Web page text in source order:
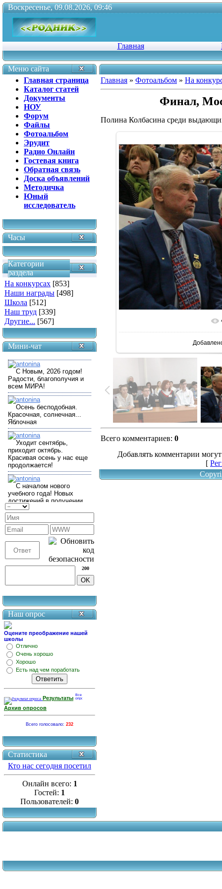
Воскресенье, 09.08.2026, 09:46
Главная
Меню сайта
Главная страница
Каталог статей
Документы
НОУ
Форум
Файлы
Фотоальбом
Эрудит
Радио Онлайн
Гостевая книга
Обратная связь
Доска объявлений
Методичка
Юный
исследователь
Часы
Категории
раздела
На конкурсах [853]
Наши награды [498]
Школа [512]
Наш труд [339]
Другие... [567]
Мини-чат
200
Наш опрос
Оцените преображение нашей
школы
Отлично
Очень хорошо
Хорошо
Есть над чем поработать
Результаты
Архив опросов
Всего голосовало: 232
Статистика
Кто нас сегодня посетил
Онлайн всего: 1
Гостей: 1
Пользователей: 0
Главная » Фотоальбом » На
Финал,
Полина Колбасина среди
В
Всего комментариев: 0
Добавлять комментарии
[